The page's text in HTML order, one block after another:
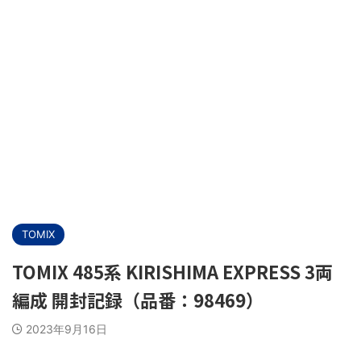
TOMIX
TOMIX 485系 KIRISHIMA EXPRESS 3両
編成 開封記録（品番：98469）
2023年9月16日